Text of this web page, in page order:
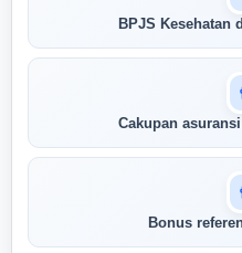
BPJS Kesehatan
Cakupan
Bonus